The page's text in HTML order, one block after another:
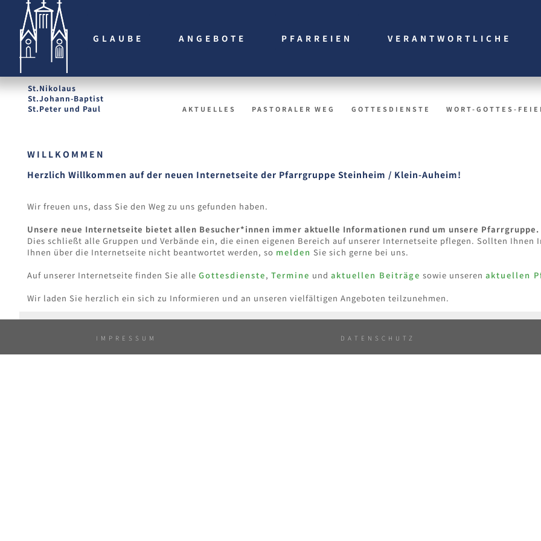
GLAUBE ANGEBOTE PFARREIEN VERANTWORTLICHE
St.Nikolaus
St.Johann-Baptist
St.Peter und Paul
AKTUELLES PASTORALER WEG GOTTESDIENSTE WORT-GOTTES-
WILLKOMMEN
Herzlich Willkommen auf der neuen Internetseite der Pfarrgruppe Steinheim / Klein-Auheim!
Wir freuen uns, dass Sie den Weg zu uns gefunden haben.
Unsere neue Internetseite bietet allen Besucher*innen immer aktuelle Informationen rund um unsere Pfarrgruppe.
Dies schließt alle Gruppen und Verbände ein, die einen eigenen Bereich auf unserer Internetseite pflegen. Sollten
Ihnen über die Internetseite nicht beantwortet werden, so melden Sie sich gerne bei uns.
Auf unserer Internetseite finden Sie alle Gottesdienste, Termine und aktuellen Beiträge sowie unseren aktuellen
Wir laden Sie herzlich ein sich zu Informieren und an unseren vielfältigen Angeboten teilzunehmen.
IMPRESSUM DATENSCHUTZ